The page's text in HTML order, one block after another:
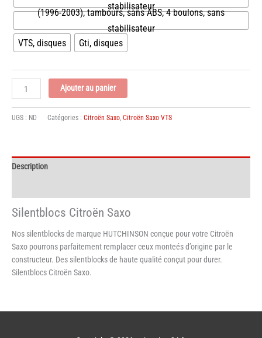
stabilisateur
(1996-2003), tambours, sans ABS, 4 boulons, sans
stabilisateur
VTS, disques
Gti, disques
quantité
de
Silentblocs
Citroën
Ajouter au panier
UGS : ND Catégories : Citroën Saxo, Citroën Saxo VTS
Description
Silentblocs Citroën Saxo
Nos silentblocks de marque HUTCHINSON conçue pour votre Citroën
Saxo pourrons parfaitement remplacer ceux monteés d’origine par le
constructeur. Des silentblocks de haute qualité conçut pour durer.
Silentblocs Citroën Saxo.